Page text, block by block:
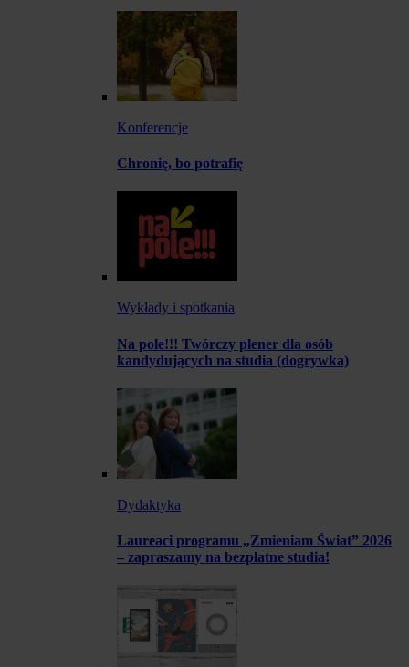
Konferencje
Chronię, bo potrafię
Wykłady i spotkania
Na pole!!! Twórczy plener dla osób
kandydujących na studia (dogrywka)
Dydaktyka
Laureaci programu „Zmieniam Świat” 2026
– zapraszamy na bezpłatne studia!